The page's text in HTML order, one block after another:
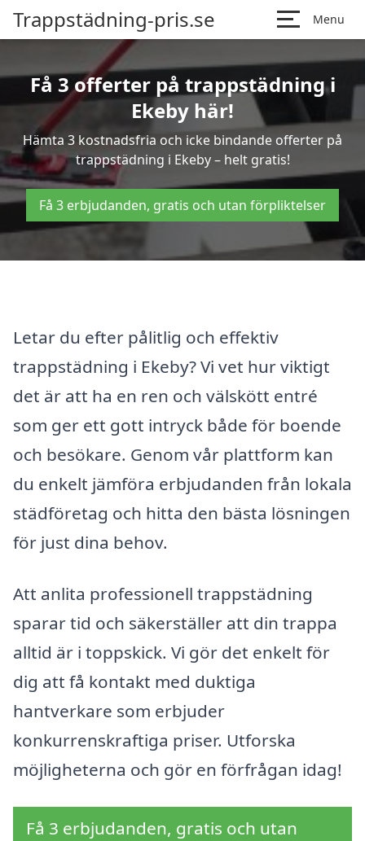
Trappstädning-pris.se Menu
Få 3 offerter på trappstädning i
Ekeby här!
Hämta 3 kostnadsfria och icke bindande offerter på
trappstädning i Ekeby – helt gratis!
Få 3 erbjudanden, gratis och utan förpliktelser
Letar du efter pålitlig och effektiv
trappstädning i Ekeby? Vi vet hur viktigt
det är att ha en ren och välskött entré
som ger ett gott intryck både för boende
och besökare. Genom vår plattform kan
du enkelt jämföra erbjudanden från lokala
städföretag och hitta den bästa lösningen
för just dina behov.
Att anlita professionell trappstädning
sparar tid och säkerställer att din trappa
alltid är i toppskick. Vi gör det enkelt för
dig att få kontakt med duktiga
hantverkare som erbjuder
konkurrenskraftiga priser. Utforska
möjligheterna och gör en förfrågan idag!
Få 3 erbjudanden, gratis och utan